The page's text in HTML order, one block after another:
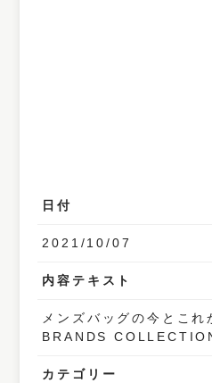
日付
2021/10/07
内容テキスト
メンズバッグの今とこ
BRANDS
カテゴリー